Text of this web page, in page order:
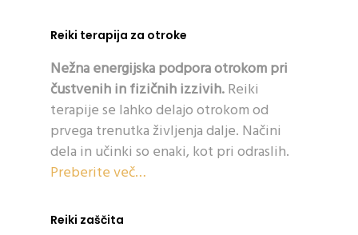
Reiki terapija za otroke
Nežna energijska podpora otrokom pri
čustvenih in fizičnih izzivih.Reiki
terapije se lahko delajo otrokom od
prvega trenutka življenja dalje. Načini
dela in učinki so enaki, kot pri odraslih.
Preberite več…
Reiki zaščita